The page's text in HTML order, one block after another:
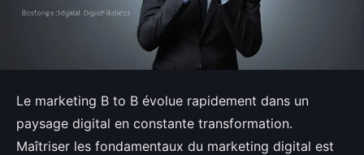
Le marketing B to B évolue rapidement dans un
paysage digital en constante transformation.
Maîtriser les fondamentaux du marketing digital est